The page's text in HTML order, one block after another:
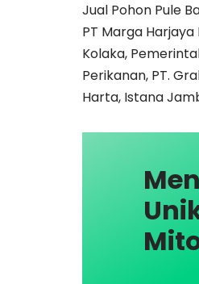
Jual Pohon Pule
PT Marga
Kolaka,
Perikanan, PT.
Harta, Istana